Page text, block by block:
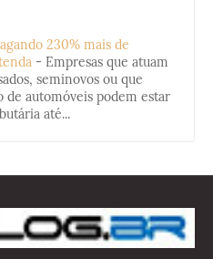
230% mais de
- Empresas que atuam
seminovos ou que
de automóveis podem estar
até...